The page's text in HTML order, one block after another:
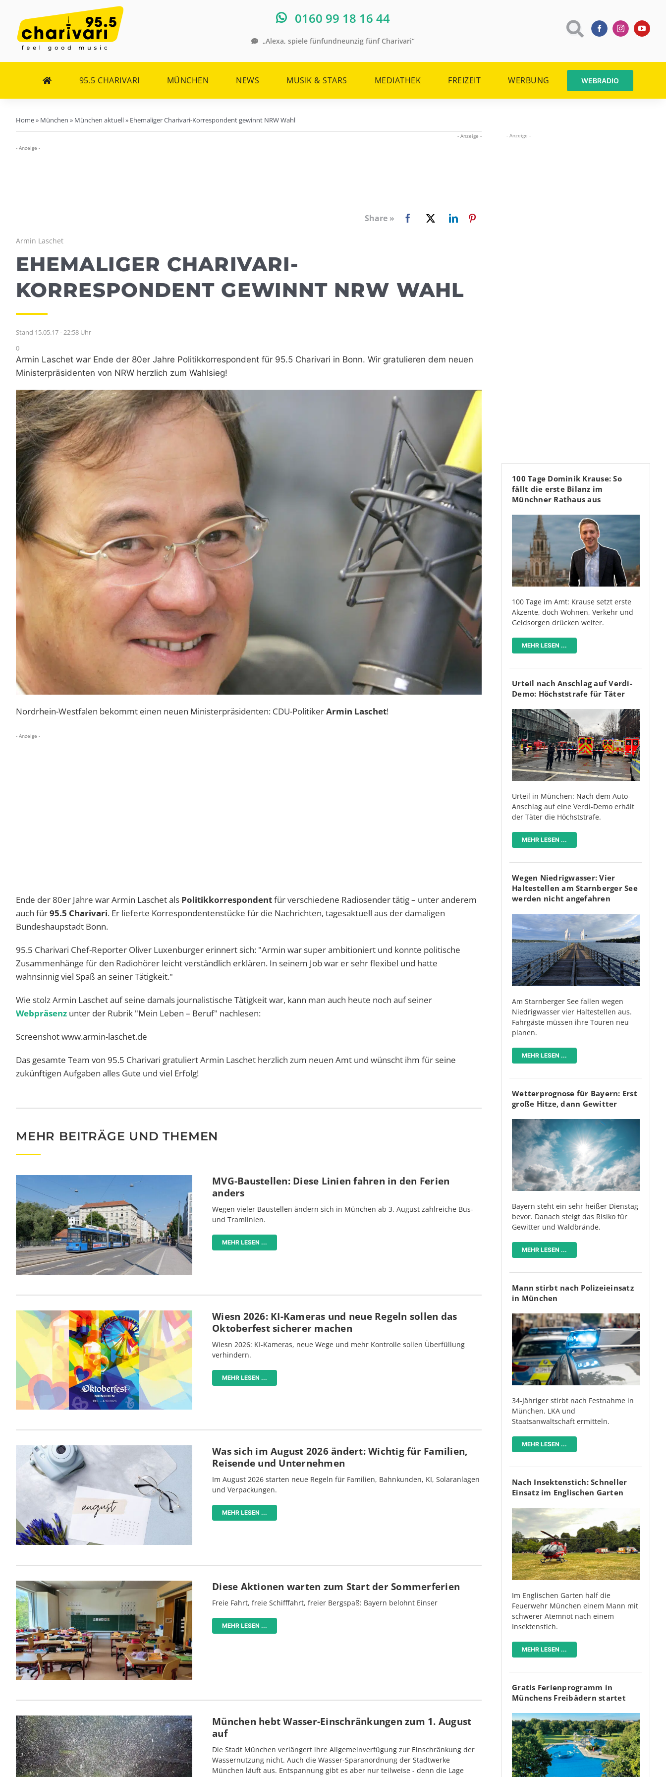
Inhalt
springen
0160 99 18 16 44
„Alexa, spiele fünfundneunzig fünf Charivari“
95.5 CHARIVARI MÜNCHEN NEWS MUSIK & STARS MEDIATHEK FREIZEIT WERBUNG WEBRADIO
Home» München » München aktuell» Ehemaliger Charivari-Korrespondent gewinnt NRW Wahl
- Anzeige -
- Anzeige -
Share »
Armin Laschet
EHEMALIGER CHARIVARI-
KORRESPONDENT GEWINNT NRW WAHL
Stand 15.05.17 - 22:58 Uhr
0
Armin Laschet war Ende der 80er Jahre Politikkorrespondent für 95.5 Charivari in Bonn. Wir gratulieren dem neuen
Ministerpräsidenten von NRW herzlich zum Wahlsieg!
Nordrhein-Westfalen bekommt einen neuen Ministerpräsidenten: CDU-PolitikerArmin Laschet!
- Anzeige -
Ende der 80er Jahre war Armin Laschet als Politikkorrespondentfür verschiedene Radiosender tätig – unter anderem
auch für95.5 Charivari. Er lieferte Korrespondentenstücke für die Nachrichten, tagesaktuell aus der damaligen
Bundeshaupstadt Bonn.
95.5 Charivari Chef-Reporter Oliver Luxenburger erinnert sich: "Armin war super ambitioniert und konnte politische
Zusammenhänge für den Radiohörer leicht verständlich erklären. In seinem Job war er sehr flexibel und hatte
wahnsinnig viel Spaß an seiner Tätigkeit."
Wie stolz Armin Laschet auf seine damals journalistische Tätigkeit war, kann man auch heute noch auf seiner
Webpräsenz unter der Rubrik "Mein Leben – Beruf" nachlesen:
Screenshot www.armin-laschet.de
Das gesamte Team von 95.5 Charivari gratuliert Armin Laschet herzlich zum neuen Amt und wünscht ihm für seine
zukünftigen Aufgaben alles Gute und viel Erfolg!
MEHR BEITRÄGE UND THEMEN
MVG-Baustellen: Diese Linien fahren in den Ferien
anders
Wegen vieler Baustellen ändern sich in München ab 3. August zahlreiche Bus-
und Tramlinien.
MEHR LESEN ...
Wiesn 2026: KI-Kameras und neue Regeln sollen das
Oktoberfest sicherer machen
Wiesn 2026: KI-Kameras, neue Wege und mehr Kontrolle sollen Überfüllung
verhindern.
MEHR LESEN ...
Was sich im August 2026 ändert: Wichtig für Familien,
Reisende und Unternehmen
Im August 2026 starten neue Regeln für Familien, Bahnkunden, KI, Solaranlagen
und Verpackungen.
MEHR LESEN ...
Diese Aktionen warten zum Start der Sommerferien
Freie Fahrt, freie Schifffahrt, freier Bergspaß: Bayern belohnt Einser
MEHR LESEN ...
München hebt Wasser-Einschränkungen zum 1. August
auf
Die Stadt München verlängert ihre Allgemeinverfügung zur Einschränkung der
Wassernutzung nicht. Auch die Wasser-Sparanordnung der Stadtwerke
München läuft aus. Entspannung gibt es aber nur teilweise - denn die Lage
- Anzeige -
100 Tage Dominik Krause: So
fällt die erste Bilanz im
Münchner Rathaus aus
100 Tage im Amt: Krause setzt erste
Akzente, doch Wohnen, Verkehr und
Geldsorgen drücken weiter.
MEHR LESEN ...
Urteil nach Anschlag auf Verdi-
Demo: Höchststrafe für Täter
Urteil in München: Nach dem Auto-
Anschlag auf eine Verdi-Demo erhält
der Täter die Höchststrafe.
MEHR LESEN ...
Wegen Niedrigwasser: Vier
Haltestellen am Starnberger See
werden nicht angefahren
Am Starnberger See fallen wegen
Niedrigwasser vier Haltestellen aus.
Fahrgäste müssen ihre Touren neu
planen.
MEHR LESEN ...
Wetterprognose für Bayern: Erst
große Hitze, dann Gewitter
Bayern steht ein sehr heißer Dienstag
bevor. Danach steigt das Risiko für
Gewitter und Waldbrände.
MEHR LESEN ...
Mann stirbt nach Polizeieinsatz
in München
34-Jähriger stirbt nach Festnahme in
München. LKA und
Staatsanwaltschaft ermitteln.
MEHR LESEN ...
Nach Insektenstich: Schneller
Einsatz im Englischen Garten
Im Englischen Garten half die
Feuerwehr München einem Mann mit
schwerer Atemnot nach einem
Insektenstich.
MEHR LESEN ...
Gratis Ferienprogramm in
Münchens Freibädern startet